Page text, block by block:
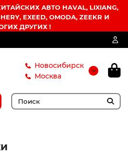
АВТО HAVAL, LIXIANG,
EXEED, OMODA, ZEEKR И
ДРУГИХ !
Новосибирск
Москва